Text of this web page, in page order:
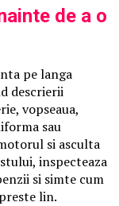
de a o
pe langa
descrierii
vopseaua,
sau
si asculta
inspecteaza
si simte cum
lin.